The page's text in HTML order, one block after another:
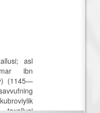
asl
ibn
(1145—